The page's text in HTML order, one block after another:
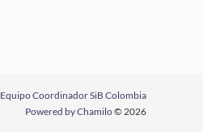
Equipo Coordinador SiB Colombia
Powered by Chamilo© 2026